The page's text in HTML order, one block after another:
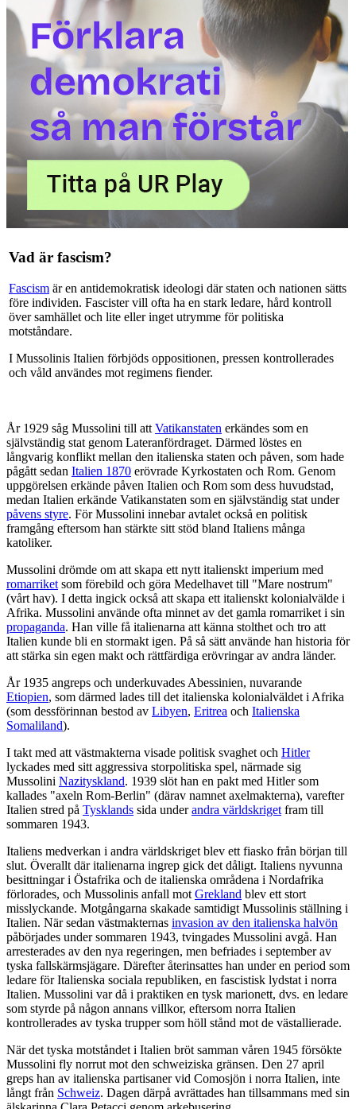
Vad är fascism?
Fascism är en antidemokratisk ideologi där staten och nationen sätts
före individen. Fascister vill ofta ha en stark ledare, hård kontroll
över samhället och lite eller inget utrymme för politiska
motståndare.
I Mussolinis Italien förbjöds oppositionen, pressen kontrollerades
och våld användes mot regimens fiender.
År 1929 såg Mussolini till att Vatikanstaten erkändes som en
självständig stat genom Lateranfördraget. Därmed löstes en
långvarig konflikt mellan den italienska staten och påven, som hade
pågått sedan Italien 1870 erövrade Kyrkostaten och Rom. Genom
uppgörelsen erkände påven Italien och Rom som dess huvudstad,
medan Italien erkände Vatikanstaten som en självständig stat under
påvens styre. För Mussolini innebar avtalet också en politisk
framgång eftersom han stärkte sitt stöd bland Italiens många
katoliker.
Mussolini drömde om att skapa ett nytt italienskt imperium med
romarriket som förebild och göra Medelhavet till "Mare nostrum"
(vårt hav). I detta ingick också att skapa ett italienskt kolonialvälde i
Afrika. Mussolini använde ofta minnet av det gamla romarriket i sin
propaganda. Han ville få italienarna att känna stolthet och tro att
Italien kunde bli en stormakt igen. På så sätt använde han historia för
att stärka sin egen makt och rättfärdiga erövringar av andra länder.
År 1935 angreps och underkuvades Abessinien, nuvarande
Etiopien, som därmed lades till det italienska kolonialväldet i Afrika
(som dessförinnan bestod av Libyen, Eritrea och Italienska
Somaliland).
I takt med att västmakterna visade politisk svaghet och Hitler
lyckades med sitt aggressiva storpolitiska spel, närmade sig
Mussolini Nazityskland. 1939 slöt han en pakt med Hitler som
kallades "axeln Rom-Berlin" (därav namnet axelmakterna), varefter
Italien stred på Tysklands sida underandra världskriget fram till
sommaren 1943.
Italiens medverkan i andra världskriget blev ett fiasko från början till
slut. Överallt där italienarna ingrep gick det dåligt. Italiens nyvunna
besittningar i Östafrika och de italienska områdena i Nordafrika
förlorades, och Mussolinis anfall mot Grekland blev ett stort
misslyckande. Motgångarna skakade samtidigt Mussolinis ställning i
Italien. När sedan västmakternas invasion av den italienska halvön
påbörjades under sommaren 1943, tvingades Mussolini avgå. Han
arresterades av den nya regeringen, men befriades i september av
tyska fallskärmsjägare. Därefter återinsattes han under en period som
ledare för Italienska sociala republiken, en fascistisk lydstat i norra
Italien. Mussolini var då i praktiken en tysk marionett, dvs. en ledare
som styrde på någon annans villkor, eftersom norra Italien
kontrollerades av tyska trupper som höll stånd mot de västallierade.
När det tyska motståndet i Italien bröt samman våren 1945 försökte
Mussolini fly norrut mot den schweiziska gränsen. Den 27 april
greps han av italienska partisaner vid Comosjön i norra Italien, inte
långt från Schweiz. Dagen därpå avrättades han tillsammans med sin